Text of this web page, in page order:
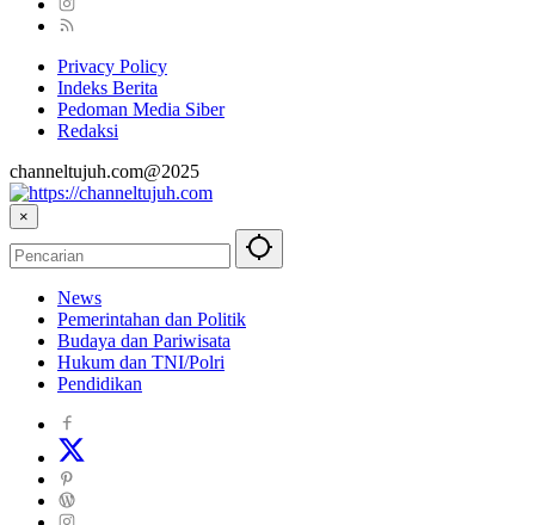
Privacy Policy
Indeks Berita
Pedoman Media Siber
Redaksi
channeltujuh.com@2025
×
News
Pemerintahan dan Politik
Budaya dan Pariwisata
Hukum dan TNI/Polri
Pendidikan